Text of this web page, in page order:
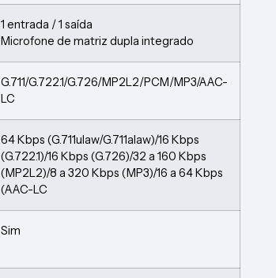
1 entrada / 1 saída
Microfone de matriz dupla integrado
G.711/G.722.1/G.726/MP2L2/PCM/MP3/AAC-
LC
64 Kbps (G.711ulaw/G.711alaw)/16 Kbps
(G.722.1)/16 Kbps (G.726)/32 a 160 Kbps
(MP2L2)/8 a 320 Kbps (MP3)/16 a 64 Kbps
(AAC-LC
Sim